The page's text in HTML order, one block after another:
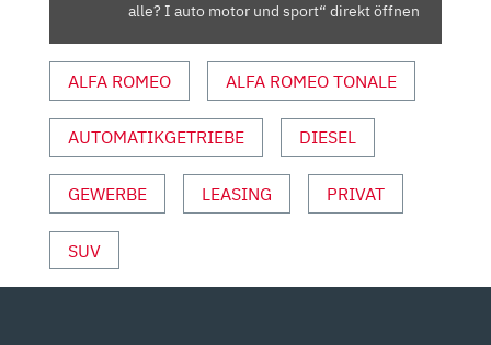
I
AUTO
UND
SPORT“
VON
YOUTUBE
ANZEIGEN
alle? I auto motor und sport“ direkt öffnen
ALFA ROMEO ALFA ROMEO TONALE
AUTOMATIKGETRIEBE DIESEL
GEWERBE LEASING PRIVAT
SUV